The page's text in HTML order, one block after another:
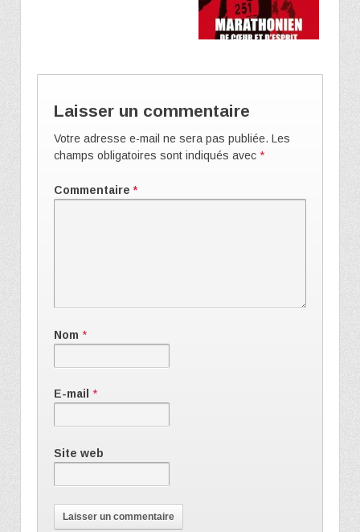
Laisser un commentaire
Votre adresse e-mail ne sera pas publiée. Les
champs obligatoires sont indiqués avec *
Commentaire *
Nom *
E-mail *
Site web